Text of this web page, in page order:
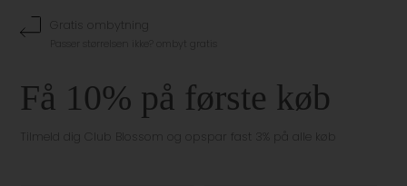
Gratis ombytning
Passer størrelsen ikke? ombyt gratis
Få 10% på første køb
Tilmeld dig Club Blossom og opspar fast 3% på alle køb